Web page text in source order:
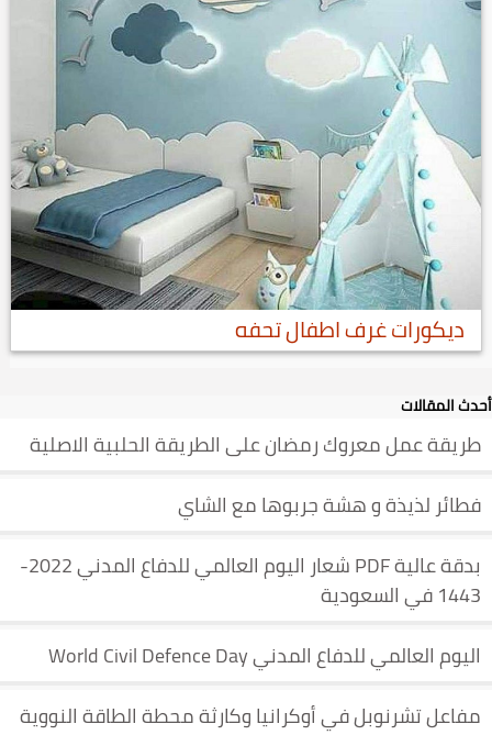
ديكورات غرف اطفال تحفه
أحدث المقالات
طريقة عمل معروك رمضان على الطريقة الحلبية الاصلية
فطائر لذيذة و هشة جربوها مع الشاي
بدقة عالية PDF شعار اليوم العالمي للدفاع المدني 2022-
1443 في السعودية
اليوم العالمي للدفاع المدني World Civil Defence Day
مفاعل تشرنوبل في أوكرانيا وكارثة محطة الطاقة النووية